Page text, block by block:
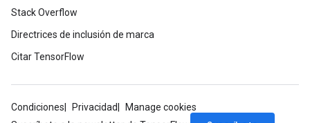
Stack Overflow
Directrices de inclusión de marca
Citar TensorFlow
Condiciones Privacidad
Manage cookies